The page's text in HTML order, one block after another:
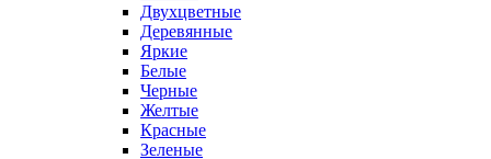
Двухцветные
Деревянные
Яркие
Белые
Черные
Желтые
Красные
Зеленые